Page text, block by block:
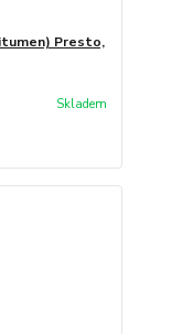
Presto,
Skladem